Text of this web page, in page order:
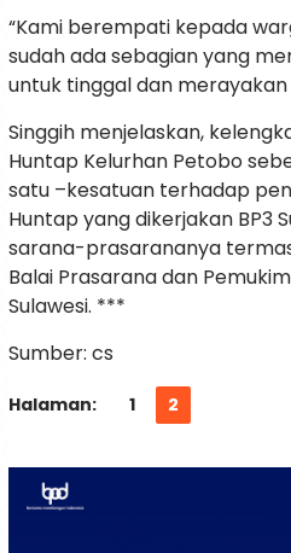
“Kami berempati kepada
sudah ada sebagian yang
untuk tinggal dan merayakan
Singgih menjelaskan,
Huntap Kelurhan Petobo
satu –kesatuan terhadap
Huntap yang dikerjakan BP3
sarana-prasarananya
Balai Prasarana dan
Sulawesi. ***
Sumber: cs
Halaman: 1 2